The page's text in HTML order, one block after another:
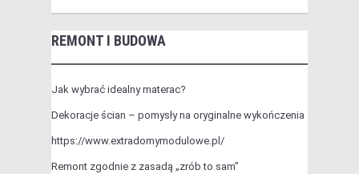
REMONT I BUDOWA
Jak wybrać idealny materac?
Dekoracje ścian – pomysły na oryginalne wykończenia
https://www.extradomymodulowe.pl/
Remont zgodnie z zasadą „zrób to sam”